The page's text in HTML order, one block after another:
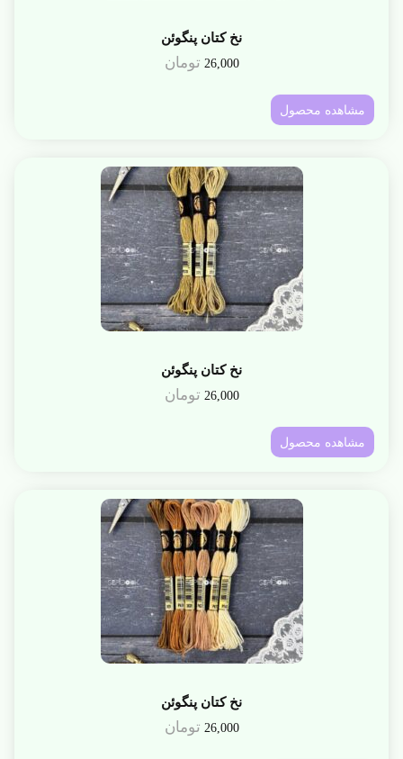
نخ کتان پنگوئن
26,000 تومان
مشاهده محصول
نخ کتان پنگوئن
26,000 تومان
مشاهده محصول
نخ کتان پنگوئن
26,000 تومان